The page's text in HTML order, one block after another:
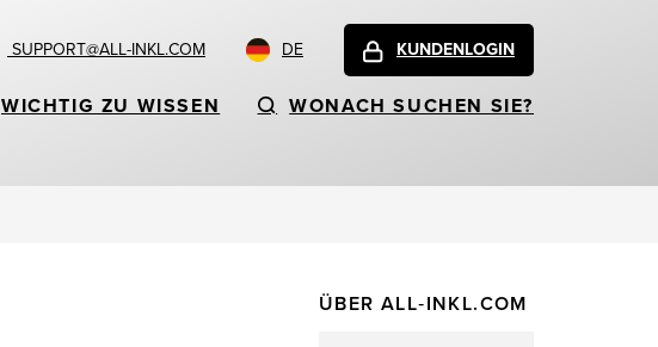
SUPPORT@ALL-INKL.COM DE KUNDENLOGIN
WICHTIG ZU WISSEN WONACH SUCHEN SIE?
ÜBER ALL‑INKL.COM